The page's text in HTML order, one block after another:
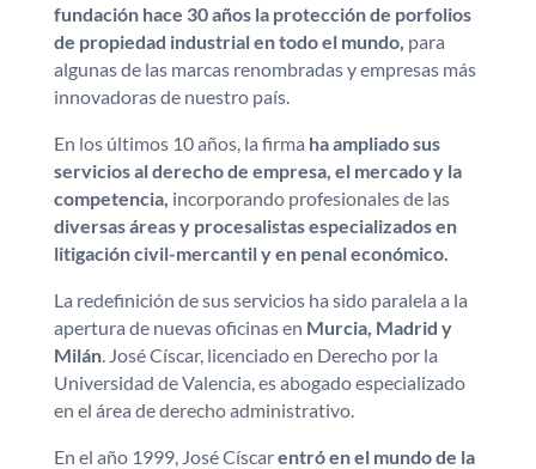
fundación hace 30 años la protección de porfolios
de propiedad industrial en todo el mundo, para
algunas de las marcas renombradas y empresas más
innovadoras de nuestro país.
En los últimos 10 años, la firma ha ampliado sus
servicios al derecho de empresa, el mercado y la
competencia, incorporando profesionales de las
diversas áreas y procesalistas especializados en
litigación civil-mercantil y en penal económico.
La redefinición de sus servicios ha sido paralela a la
apertura de nuevas oficinas en Murcia, Madrid y
Milán. José Císcar, licenciado en Derecho por la
Universidad de Valencia, es abogado especializado
en el área de derecho administrativo.
En el año 1999, José Císcarentró en el mundo de la